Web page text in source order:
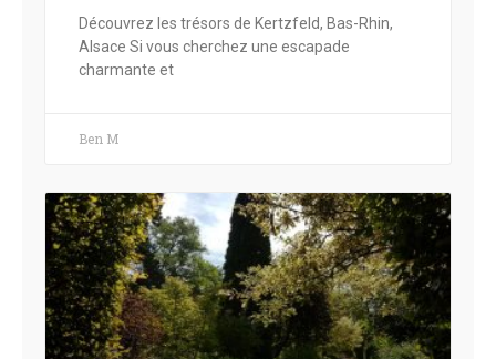
Découvrez les trésors de Kertzfeld, Bas-Rhin,
Alsace Si vous cherchez une escapade
charmante et
Ben M